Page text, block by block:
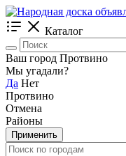
Каталог
Ваш город Протвино
Мы угадали?
Да Нет
Протвино
Отмена
Районы
Применить